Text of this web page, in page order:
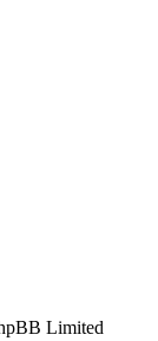
Limited